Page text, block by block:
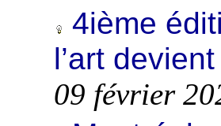
4ième
l’art
09 février